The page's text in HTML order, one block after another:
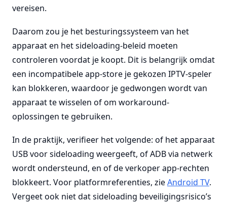
vereisen.
Daarom zou je het besturingssysteem van het
apparaat en het sideloading-beleid moeten
controleren voordat je koopt. Dit is belangrijk omdat
een incompatibele app-store je gekozen IPTV-speler
kan blokkeren, waardoor je gedwongen wordt van
apparaat te wisselen of om workaround-
oplossingen te gebruiken.
In de praktijk, verifieer het volgende: of het apparaat
USB voor sideloading weergeeft, of ADB via netwerk
wordt ondersteund, en of de verkoper app-rechten
blokkeert. Voor platformreferenties, zieAndroid TV.
Vergeet ook niet dat sideloading beveiligingsrisico’s